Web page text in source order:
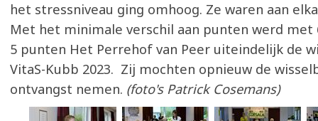
het stressniveau ging omhoog. Ze waren aan
Met het minimale verschil aan punten werd
5 punten Het Perrehof van Peer uiteindelijk de
VitaS-Kubb 2023. Zij mochten opnieuw de
ontvangst nemen. (foto's Patrick Cosemans)